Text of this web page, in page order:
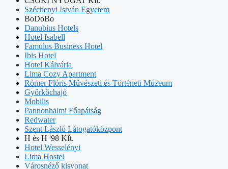
Széchenyi István Egyetem
BoDoBo
Danubius Hotels
Hotel Isabell
Famulus Business Hotel
Ibis Hotel
Hotel Kálvária
Lima Cozy Apartment
Rómer Flóris Művészeti és Történeti Múzeum
Győrkőchajó
Mobilis
Pannonhalmi Főapátság
Redwater
Szent László Látogatóközpont
H és H '98 Kft.
Hotel Wesselényi
Lima Hostel
Városnéző kisvonat